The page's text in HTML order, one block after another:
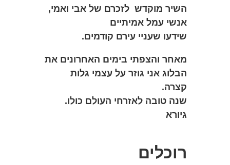
השיר מוקדש לזכרם של אבי ואמי,
אנשי עמל אמיתיים
שידעו שעניי עירם קודמים.
מאחר והצפתי בימים האחרונים את
הבלוג אני גוזר על עצמי גלות
קצרה.
שנה טובה לאזרחי העולם כולו.
גיורא
רוכלים